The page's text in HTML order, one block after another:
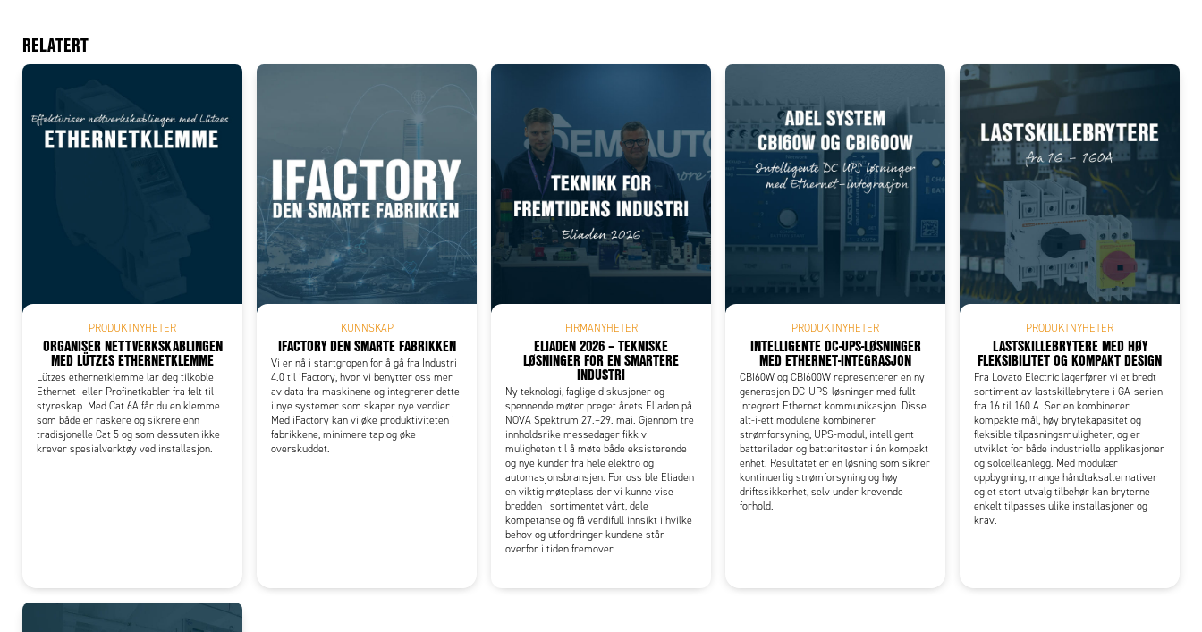
Add to existing cart row Add as new cart row
RELATERT
PRODUKTNYHETER
ORGANISER NETTVERKSKABLINGEN
MED LÜTZES ETHERNETKLEMME
Lützes ethernetklemme lar deg tilkoble
Ethernet- eller Profinetkabler fra felt til
styreskap. Med Cat.6A får du en klemme
som både er raskere og sikrere enn
tradisjonelle Cat 5 og som dessuten ikke
krever spesialverktøy ved installasjon.
KUNNSKAP
IFACTORY DEN SMARTE FABRIKKEN
Vi er nå i startgropen for å gå fra Industri
4.0 til iFactory, hvor vi benytter oss mer
av data fra maskinene og integrerer dette
i nye systemer som skaper nye verdier.
Med iFactory kan vi øke produktiviteten i
fabrikkene, minimere tap og øke
overskuddet.
FIRMANYHETER
ELIADEN 2026 – TEKNISKE
LØSNINGER FOR EN SMARTERE
INDUSTRI
Ny teknologi, faglige diskusjoner og
spennende møter preget årets Eliaden på
NOVA Spektrum 27.–29. mai. Gjennom tre
innholdsrike messedager fikk vi
muligheten til å møte både eksisterende
og nye kunder fra hele elektro og
automasjonsbransjen. For oss ble Eliaden
en viktig møteplass der vi kunne vise
bredden i sortimentet vårt, dele
kompetanse og få verdifull innsikt i hvilke
behov og utfordringer kundene står
overfor i tiden fremover.
PRODUKTNYHETER
INTELLIGENTE DC-UPS-LØSNINGER
MED ETHERNET-INTEGRASJON
CBI60W og CBI600W representerer en ny
generasjon DC-UPS-løsninger med fullt
integrert Ethernet kommunikasjon. Disse
alt-i-ett modulene kombinerer
strømforsyning, UPS-modul, intelligent
batterilader og batteritester i én kompakt
enhet. Resultatet er en løsning som sikrer
kontinuerlig strømforsyning og høy
driftssikkerhet, selv under krevende
forhold.
PRODUKTNYHETER
LASTSKILLEBRYTERE MED HØY
FLEKSIBILITET OG KOMPAKT DESIGN
Fra Lovato Electric lagerfører vi et bredt
sortiment av lastskillebrytere i GA-serien
fra 16 til 160 A. Serien kombinerer
kompakte mål, høy brytekapasitet og
fleksible tilpasningsmuligheter, og er
utviklet for både industrielle applikasjoner
og solcelleanlegg. Med modulær
oppbygning, mange håndtaksalternativer
og et stort utvalg tilbehør kan bryterne
enkelt tilpasses ulike installasjoner og
krav.